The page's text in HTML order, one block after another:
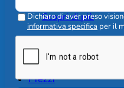
Scopri di più
Prezzi
Dichiaro di aver preso
informativa specifica per il